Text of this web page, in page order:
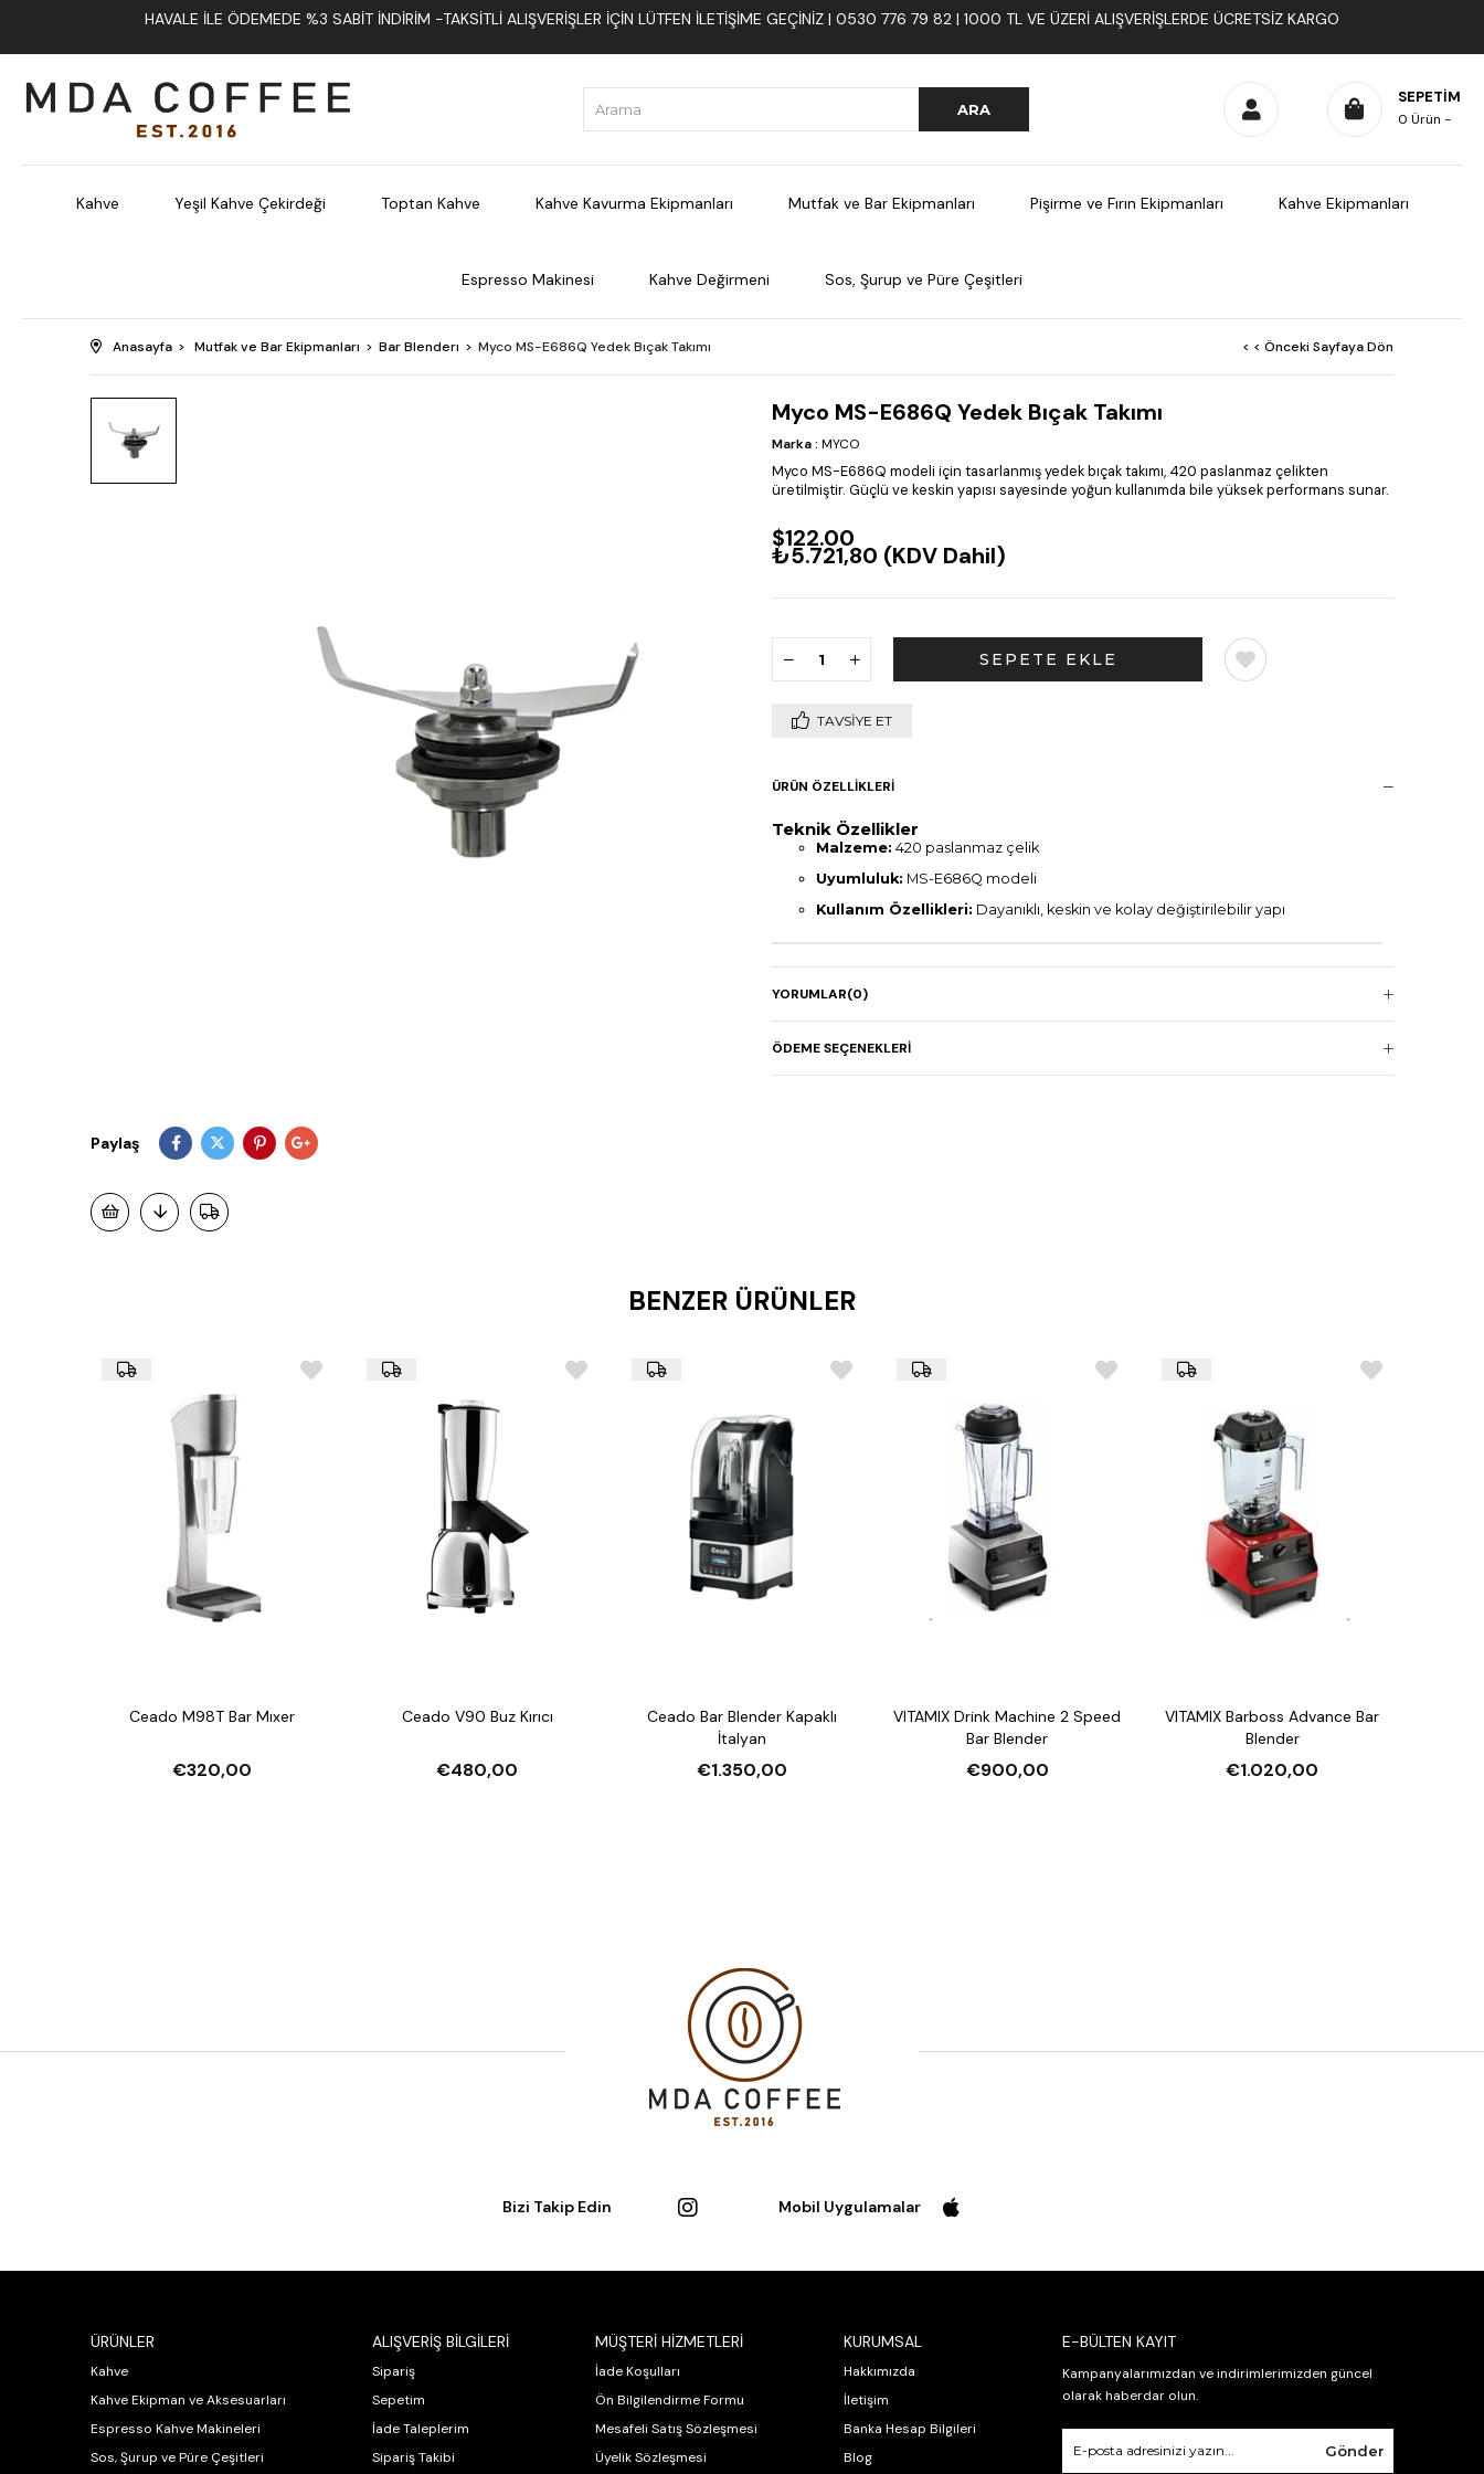
HAVALE İLE ÖDEMEDE %3 SABIT İNDIRIM -TAKSITLI ALIŞVERIŞLER İÇIN LÜTFEN ILETIŞIME GEÇINIZ | 0530 776 79 82 | 1000 TL VE ÜZERI ALIŞVERIŞLERDE ÜCRETSIZ KARGO
SEPETIM
0 Ürün
Kahve Yeşil Kahve Çekirdeği Toptan Kahve Kahve Kavurma Ekipmanları Mutfak ve Bar Ekipmanları Pişirme ve Fırın Ekipmanları Kahve Ekipmanları
Espresso Makinesi Kahve Değirmeni Sos, Şurup ve Püre Çeşitleri
Anasayfa Mutfak ve Bar Ekipmanları Bar Blenderı Myco MS-E686Q Yedek Bıçak Takımı < < Önceki Sayfaya Dön
Paylaş
Myco MS-E686Q Yedek Bıçak Takımı
Marka: MYCO
Myco MS-E686Q modeli için tasarlanmış yedek bıçak takımı, 420 paslanmaz çelikten
üretilmiştir. Güçlü ve keskin yapısı sayesinde yoğun kullanımda bile yüksek performans sunar.
$122.00
₺5.721,80 (KDV Dahil)
TAVSIYE ET
ÜRÜN ÖZELLIKLERI
Teknik Özellikler
Malzeme: 420 paslanmaz çelik
Uyumluluk: MS-E686Q modeli
Kullanım Özellikleri: Dayanıklı, keskin ve kolay değiştirilebilir yapı
YORUMLAR(0)
ÖDEME SEÇENEKLERI
BENZER ÜRÜNLER
Ceado M98T Bar Mıxer
€320,00
Ceado V90 Buz Kırıcı
€480,00
Ceado Bar Blender Kapaklı
İtalyan
€1.350,00
VITAMIX Drink Machine 2 Speed
Bar Blender
€900,00
VITAMIX Barboss Advance Bar
Blender
€1.020,00
Bizi Takip Edin Mobil Uygulamalar
ÜRÜNLER
Kahve
Kahve Ekipman ve Aksesuarları
Espresso Kahve Makineleri
Sos, Şurup ve Püre Çeşitleri
ALIŞVERİŞ BİLGİLERİ
Sipariş
Sepetim
İade Taleplerim
Sipariş Takibi
MÜŞTERİ HİZMETLERİ
İade Koşulları
Ön Bilgilendirme Formu
Mesafeli Satış Sözleşmesi
Üyelik Sözleşmesi
KURUMSAL
Hakkımızda
İletişim
Banka Hesap Bilgileri
Blog
E-BÜLTEN KAYIT
Kampanyalarımızdan ve indirimlerimizden güncel
olarak haberdar olun.
Gönder